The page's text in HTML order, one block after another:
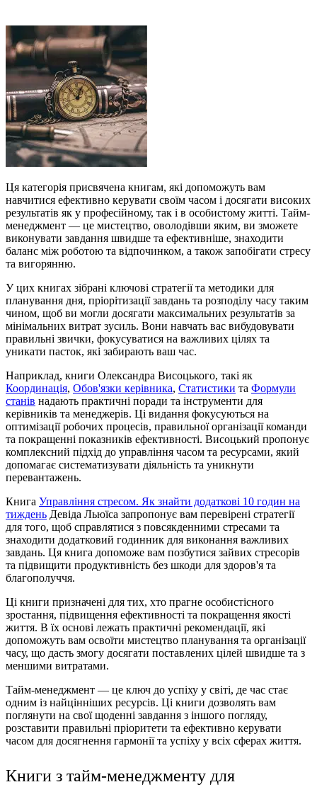
Ця категорія присвячена книгам, які допоможуть вам
навчитися ефективно керувати своїм часом і досягати високих
результатів як у професійному, так і в особистому житті. Тайм-
менеджмент — це мистецтво, оволодівши яким, ви зможете
виконувати завдання швидше та ефективніше, знаходити
баланс між роботою та відпочинком, а також запобігати стресу
та вигорянню.
У цих книгах зібрані ключові стратегії та методики для
планування дня, пріорітизації завдань та розподілу часу таким
чином, щоб ви могли досягати максимальних результатів за
мінімальних витрат зусиль. Вони навчать вас вибудовувати
правильні звички, фокусуватися на важливих цілях та
уникати пасток, які забирають ваш час.
Наприклад, книги Олександра Висоцького, такі як
Координація, Обов'язки керівника, Статистики та Формули
станів надають практичні поради та інструменти для
керівників та менеджерів. Ці видання фокусуються на
оптимізації робочих процесів, правильної організації команди
та покращенні показників ефективності. Висоцький пропонує
комплексний підхід до управління часом та ресурсами, який
допомагає систематизувати діяльність та уникнути
перевантажень.
Книга Управління стресом. Як знайти додаткові 10 годин на
тиждень Девіда Льюїса запропонує вам перевірені стратегії
для того, щоб справлятися з повсякденними стресами та
знаходити додатковий годинник для виконання важливих
завдань. Ця книга допоможе вам позбутися зайвих стресорів
та підвищити продуктивність без шкоди для здоров'я та
благополуччя.
Ці книги призначені для тих, хто прагне особистісного
зростання, підвищення ефективності та покращення якості
життя. В їх основі лежать практичні рекомендації, які
допоможуть вам освоїти мистецтво планування та організації
часу, що дасть змогу досягати поставлених цілей швидше та з
меншими витратами.
Тайм-менеджмент — це ключ до успіху у світі, де час стає
одним із найцінніших ресурсів. Ці книги дозволять вам
поглянути на свої щоденні завдання з іншого погляду,
розставити правильні пріоритети та ефективно керувати
часом для досягнення гармонії та успіху у всіх сферах життя.
Книги з тайм-менеджменту для